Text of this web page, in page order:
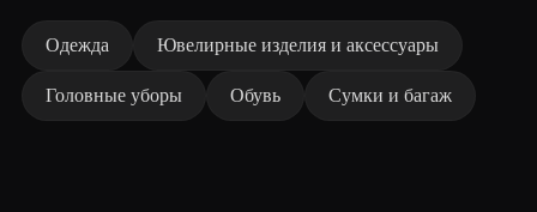
Одежда Ювелирные изделия и аксессуары
Головные уборы Обувь Сумки и багаж